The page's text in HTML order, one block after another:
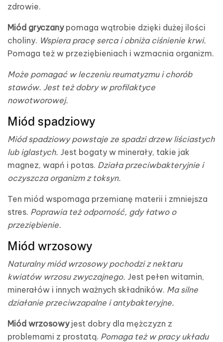
zdrowie.
Miód gryczanypomaga wątrobie dzięki dużej ilości
choliny. Wspiera pracę serca i obniża ciśnienie krwi.
Pomaga też w przeziębieniach i wzmacnia organizm.
Może pomagać w leczeniu reumatyzmu i chorób
stawów. Jest też dobry w profilaktyce
nowotworowej.
Miód spadziowy
Miód spadziowy powstaje ze spadzi drzew liściastych
lub iglastych. Jest bogaty w minerały, takie jak
magnez, wapń i potas. Działa przeciwbakteryjnie i
oczyszcza organizm z toksyn.
Ten miód wspomaga przemianę materii i zmniejsza
stres. Poprawia też odporność, gdy łatwo o
przeziębienie.
Miód wrzosowy
Naturalny miód wrzosowy pochodzi z nektaru
kwiatów wrzosu zwyczajnego. Jest pełen witamin,
minerałów i innych ważnych składników. Ma silne
działanie przeciwzapalne i antybakteryjne.
Miód wrzosowyjest dobry dla mężczyzn z
problemami z prostatą. Pomaga też w pracy układu